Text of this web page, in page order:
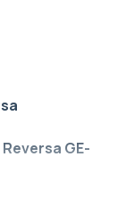
GE-
intervalo